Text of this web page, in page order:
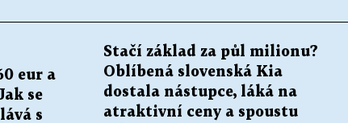
eur a
se
s
Stačí základ za půl milionu?
Oblíbená slovenská Kia
dostala nástupce, láká na
atraktivní ceny a spoustu